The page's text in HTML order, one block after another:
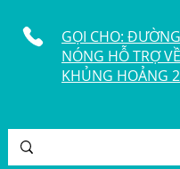
GỌI CHO:
NÓNG HỖ TRỢ VỀ
KHỦNG HOẢNG